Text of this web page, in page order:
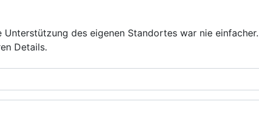
des eigenen Standortes war nie
Details.